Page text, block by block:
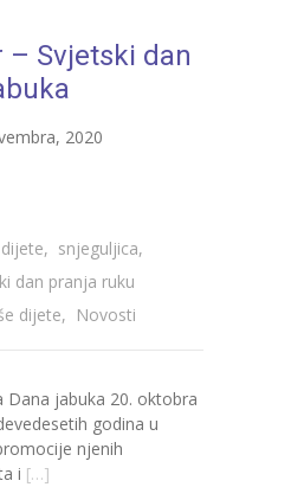
– Svjetski dan
2020
, snjeguljica,
dan pranja ruku
dijete, Novosti
Dana jabuka 20. oktobra
godina u
njenih
i […]